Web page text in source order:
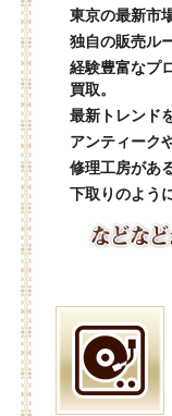
東京の最新市
独自の販売ル
経験豊富なプ
買取。
最新トレンド
アンティーク
修理工房があ
下取りのよう